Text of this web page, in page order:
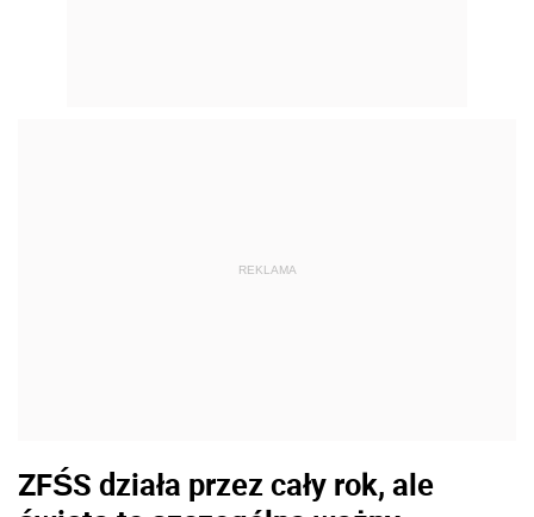
REKLAMA
ZFŚS działa przez cały rok, ale